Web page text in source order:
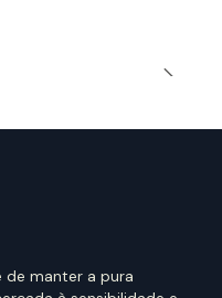
de manter a pura